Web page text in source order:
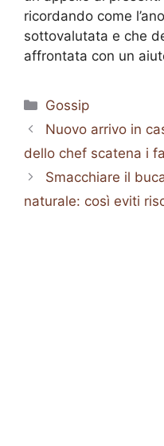
ricordando come
sottovalutata e che
affrontata con un
Categorie
Gossip
Nuovo arrivo in
dello chef scatena i
Smacchiare il
naturale: così eviti